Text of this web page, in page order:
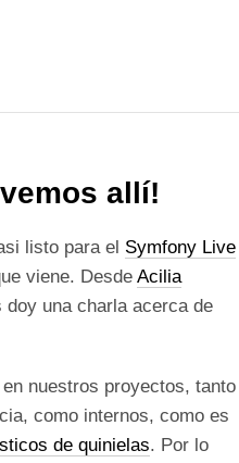
allí!
listo para el Symfony Live
viene. DesdeAcilia
una charla acerca de
nuestros proyectos, tanto
como internos, como es
de quinielas. Por lo